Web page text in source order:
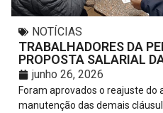
NOTÍCIAS
TRABALHADORES DA
PROPOSTA SALARIAL
junho 26, 2026
Foram aprovados o reajuste do
manutenção das demais